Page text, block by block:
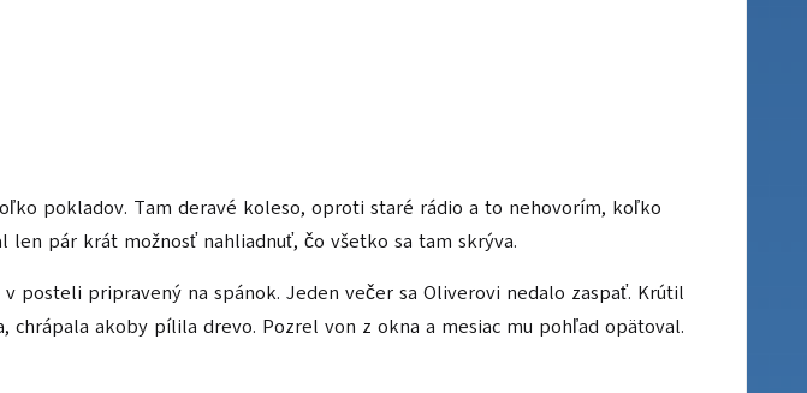
pokladov. Tam deravé koleso, oproti staré rádio a to nehovorím, koľko
pár krát možnosť nahliadnuť, čo všetko sa tam skrýva.
posteli pripravený na spánok. Jeden večer sa Oliverovi nedalo zaspať. Krútil
akoby pílila drevo. Pozrel von z okna a mesiac mu pohľad opätoval.